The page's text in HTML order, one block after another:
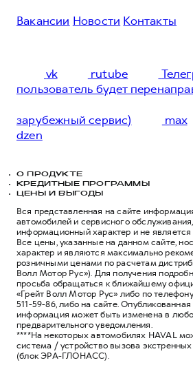
Вакансии Новости Контакты
vk rutube
пользователь будет
зарубежный сервис) max
dzen
О ПРОДУКТЕ
КРЕДИТНЫЕ ПРОГРАММЫ
ЦЕНЫ И ВЫГОДЫ
Вся представленная на сайте
автомобилей и сервисного
информационный характер и не
Все цены, указанные на данном сайте,
характер и являются максимально
розничными ценами по расчетам
Волл Мотор Рус»). Для получения
просьба обращаться к ближайшему
«Грейт Волл Мотор Рус» либо по
511-59-86, либо на сайте.
информация может быть изменена в
предварительного уведомления.
****На некоторых автомобилях HAVAL
система / устройство вызова
(блок ЭРА-ГЛОНАСС).